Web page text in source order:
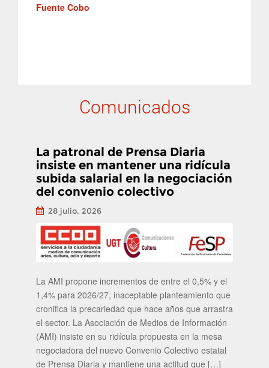
Fuente Cobo
Comunicados
La patronal de Prensa Diaria
insiste en mantener una ridícula
subida salarial en la negociación
del convenio colectivo
28 julio, 2026
La AMI propone incrementos de entre el 0,5% y el
1,4% para 2026/27, inaceptable planteamiento que
cronifica la precariedad que hace años que arrastra
el sector. La Asociación de Medios de Información
(AMI) insiste en su ridícula propuesta en la mesa
negociadora del nuevo Convenio Colectivo estatal
de Prensa Diaria y mantiene una actitud que […]